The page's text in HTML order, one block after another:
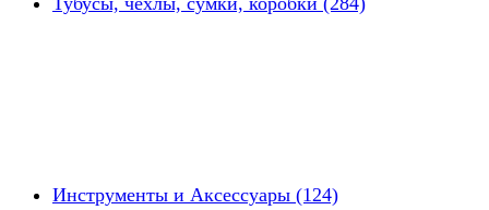
Инструменты и Аксессуары (124)